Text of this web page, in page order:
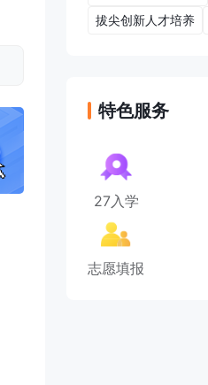
拔尖创新人才培养
特色服务
27入学
志愿填报